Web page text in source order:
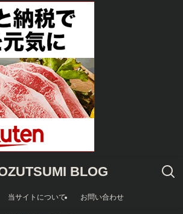
BLOG
当サイトについて お問い合わせ